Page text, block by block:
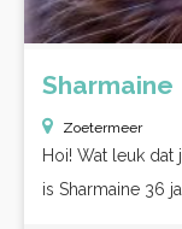
Sharmaine
Zoetermeer
Hoi! Wat leuk dat
is Sharmaine 36